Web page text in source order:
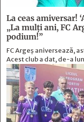
La ceas amiversar!
„La mulți ani, FC
podium!”
FC Argeș aniversează,
Acest club a dat, de-a